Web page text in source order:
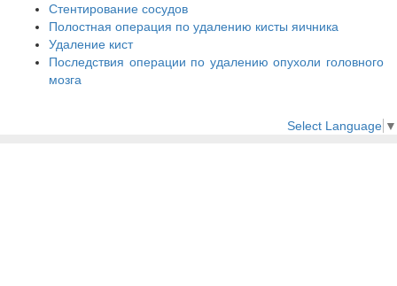
Стентирование сосудов
Полостная операция по удалению кисты яичника
Удаление кист
Последствия операции по удалению опухоли головного
мозга
Select Language ▼